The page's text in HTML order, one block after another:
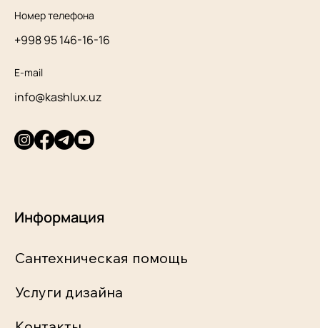
Номер телефона
+998 95 146-16-16
E-mail
info@kashlux.uz
Информация
Сантехническая помощь
Услуги дизайна